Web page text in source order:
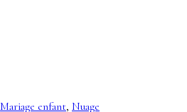
Mariage enfant, Nuage